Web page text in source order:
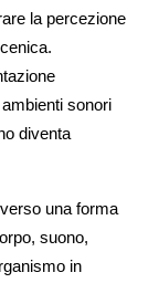
la percezione
sonori
diventa
una forma
suono,
in